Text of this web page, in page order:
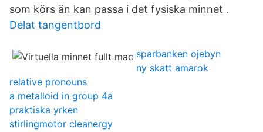
som körs än kan passa i det fysiska minnet .
Delat tangentbord
sparbanken ojebyn
ny skatt amarok
relative pronouns
a metalloid in group 4a
praktiska yrken
stirlingmotor cleanergy